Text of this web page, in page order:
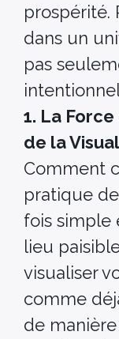
prospérité.
dans un
pas
1. La
de la
Comment
pratique
fois simple
lieu
visualiser
comme
de